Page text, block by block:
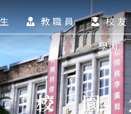
教職員 校友
學術
校